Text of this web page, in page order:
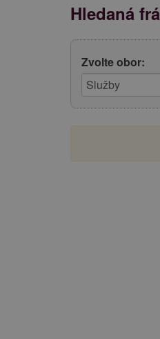
Hledaná
Zvolte obor: